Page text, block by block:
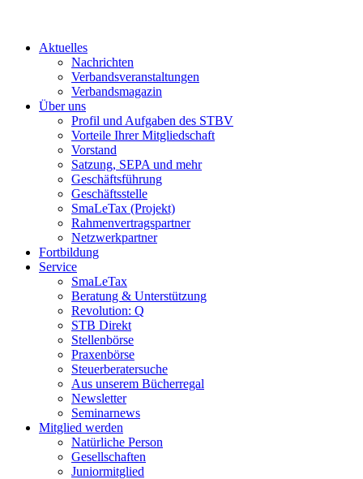
Aktuelles
Nachrichten
Verbandsveranstaltungen
Verbandsmagazin
Über uns
Profil und Aufgaben des STBV
Vorteile Ihrer Mitgliedschaft
Vorstand
Satzung, SEPA und mehr
Geschäftsführung
Geschäftsstelle
SmaLeTax (Projekt)
Rahmenvertragspartner
Netzwerkpartner
Fortbildung
Service
SmaLeTax
Beratung & Unterstützung
Revolution: Q
STB Direkt
Stellenbörse
Praxenbörse
Steuerberatersuche
Aus unserem Bücherregal
Newsletter
Seminarnews
Mitglied werden
Natürliche Person
Gesellschaften
Juniormitglied